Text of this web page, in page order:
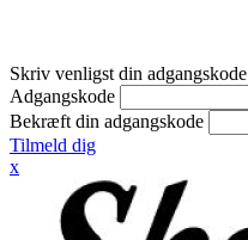
Skriv venligst din adgangskode
Adgangskode
Bekræft din adgangskode
Tilmeld dig
x